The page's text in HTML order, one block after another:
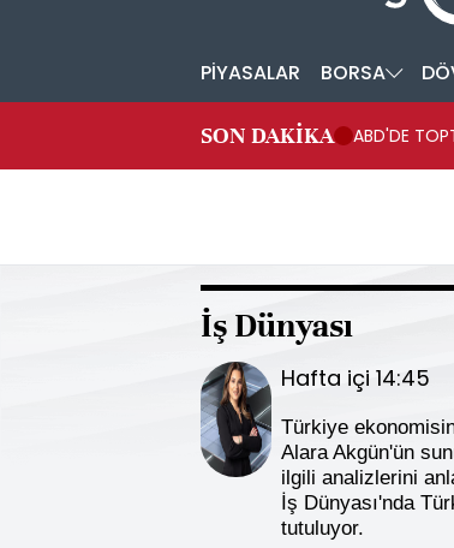
PİYASALAR BORSA
SON DAKİKA ABD'DE
İş Dünyası
Hafta içi 14:45
Türkiye
Alara Akgün'ün
ilgili analizlerini
İş Dünyası'nda
tutuluyor.